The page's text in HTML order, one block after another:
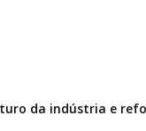
da indústria e